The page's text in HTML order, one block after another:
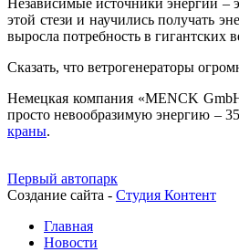
этой стези и научились получать
выросла потребность в гигантских
Сказать, что ветрогенераторы
Немецкая компания «MENCK
просто невообразимую энергию –
краны.
Первый автопарк
Создание сайта - Студия Контент
Главная
Новости